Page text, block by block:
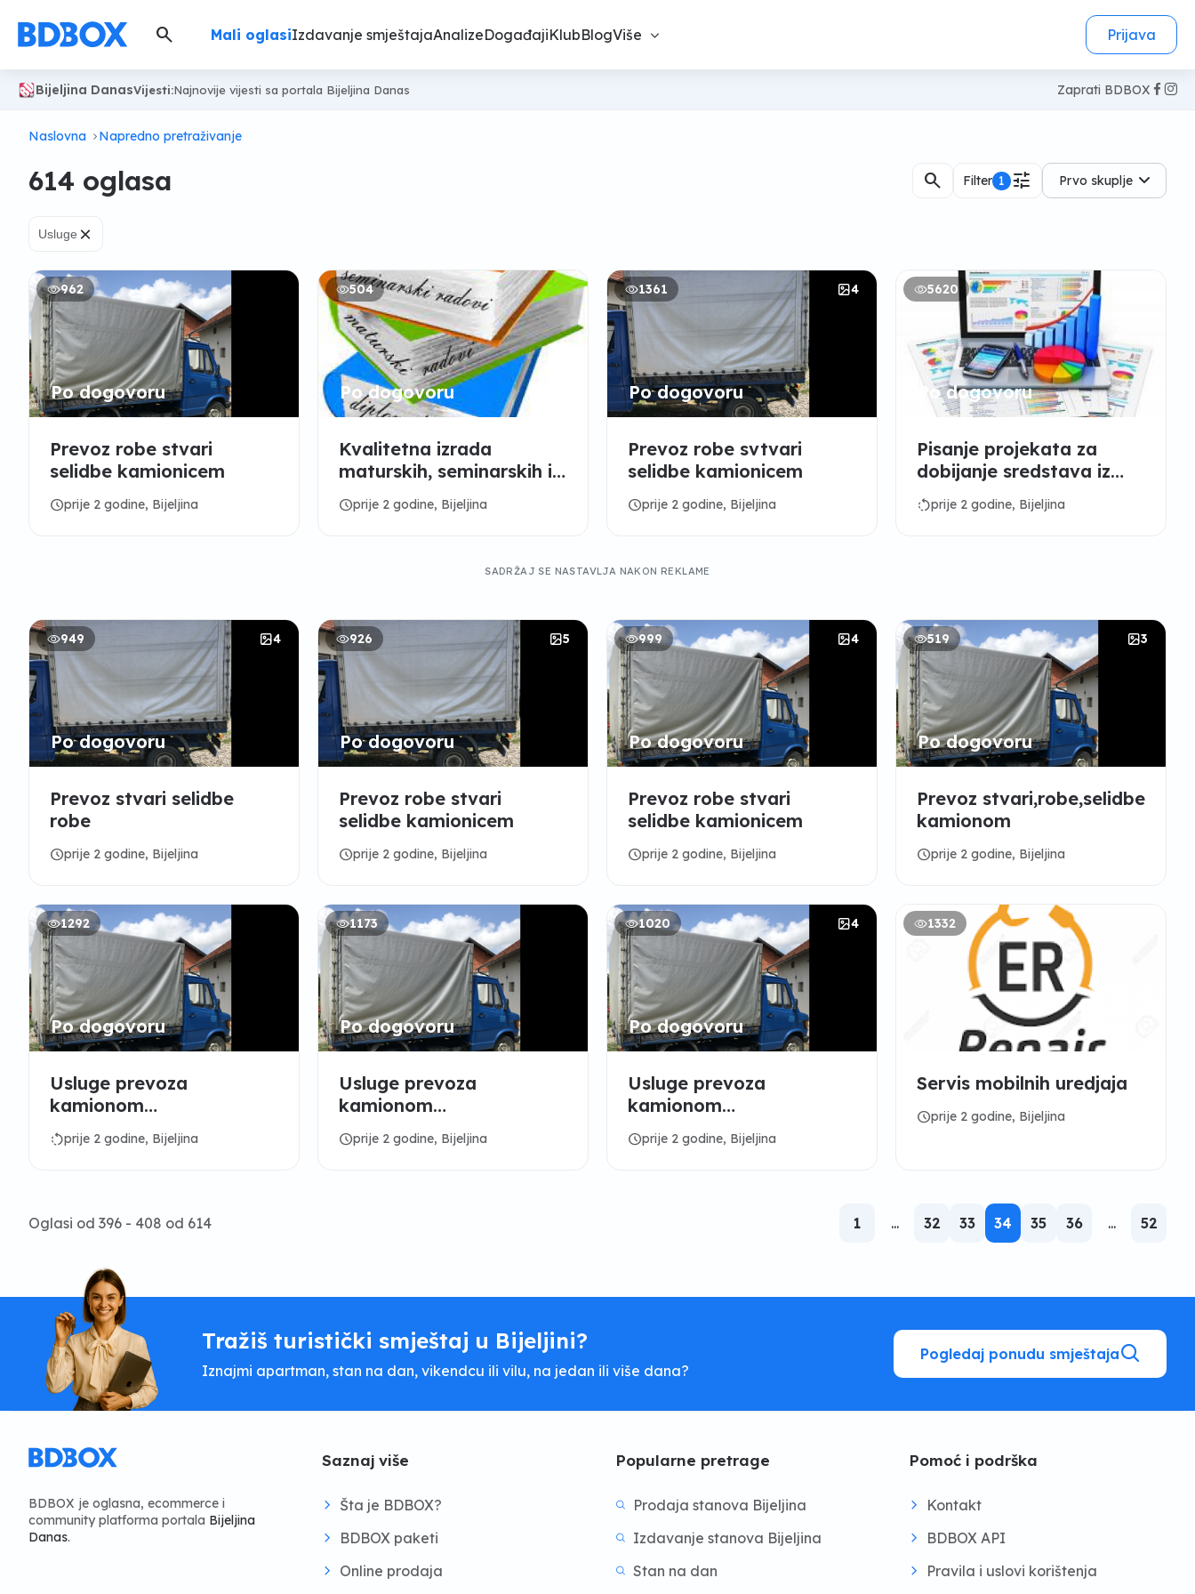
search Mali oglasiIzdavanje smještajaAnalizeDogađajiKlubBlogViše Prijava
Bijeljina DanasVijesti:Najnovije vijesti sa portala Bijeljina Danas Zaprati BDBOX
Naslovna Napredno pretraživanje
614 oglasa search Filter 1 tune Prvo skuplje
Usluge ×
962
Po dogovoru
Prevoz robe stvari
selidbe kamionicem
scheduleprije 2 godine, Bijeljina
504
Po dogovoru
Kvalitetna izrada
maturskih, seminarskih i
diplomskih radova
scheduleprije 2 godine, Bijeljina
1361 4
Po dogovoru
Prevoz robe svtvari
selidbe kamionicem
scheduleprije 2 godine, Bijeljina
5620
Po dogovoru
Pisanje projekata za
dobijanje sredstava iz
fondova EU
rotate_leftprije 2 godine, Bijeljina
SADRŽAJ SE NASTAVLJA NAKON REKLAME
949 4
Po dogovoru
Prevoz stvari selidbe
robe
scheduleprije 2 godine, Bijeljina
926 5
Po dogovoru
Prevoz robe stvari
selidbe kamionicem
scheduleprije 2 godine, Bijeljina
999 4
Po dogovoru
Prevoz robe stvari
selidbe kamionicem
scheduleprije 2 godine, Bijeljina
519 3
Po dogovoru
Prevoz stvari,robe,selidbe
kamionom
scheduleprije 2 godine, Bijeljina
1292
Po dogovoru
Usluge prevoza
kamionom
stvari,selidbe,robe Itd…
rotate_leftprije 2 godine, Bijeljina
1173
Po dogovoru
Usluge prevoza
kamionom
stvari,selidbe,robe Itd…
scheduleprije 2 godine, Bijeljina
1020 4
Po dogovoru
Usluge prevoza
kamionom
stvari,selidbe,robe Itd…
scheduleprije 2 godine, Bijeljina
1332
Servis mobilnih uredjaja
scheduleprije 2 godine, Bijeljina
Oglasi od 396 - 408 od 614 1 ... 32 33 34 35 36 ... 52
Tražiš turistički smještaj u Bijeljini?
Iznajmi apartman, stan na dan, vikendcu ili vilu, na jedan ili više dana?
Pogledaj ponudu smještaja
BDBOX je oglasna, ecommerce i
community platforma portala Bijeljina
Danas.
Saznaj više
Šta je BDBOX?
BDBOX paketi
Online prodaja
Popularne pretrage
Prodaja stanova Bijeljina
Izdavanje stanova Bijeljina
Stan na dan
Pomoć i podrška
Kontakt
BDBOX API
Pravila i uslovi korištenja